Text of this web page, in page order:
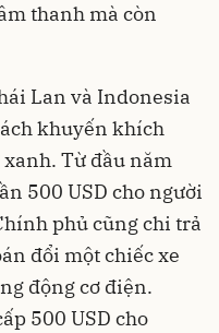
thanh mà còn
Lan và Indonesia
khuyến khích
Từ đầu năm
500 USD cho người
phủ cũng chi trả
đổi một chiếc xe
động cơ điện.
500 USD cho